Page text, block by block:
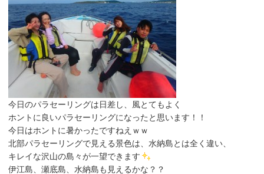
今日のパラセーリングは日差し、風とてもよく
ホントに良いパラセーリングになったと思います！！
今日はホントに暑かったですねえｗｗ
北部パラセーリングで見える景色は、水納島とは全く違い、
キレイな沢山の島々が一望できます
伊江島、瀬底島、水納島も見えるかな？？